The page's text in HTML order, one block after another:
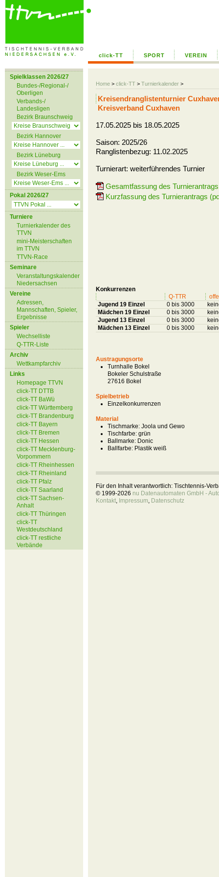
click-TT SPORT VEREIN
Home > click-TT > Turnierkalender >
Spielklassen 2026/27
Bundes-/Regional-/
Oberligen
Verbands-/
Landesligen
Bezirk Braunschweig
Bezirk Hannover
Bezirk Lüneburg
Bezirk Weser-Ems
Pokal 2026/27
Turniere
Turnierkalender des
TTVN
mini-Meisterschaften
im TTVN
TTVN-Race
Seminare
Veranstaltungskalender
Niedersachsen
Vereine
Adressen,
Mannschaften, Spieler,
Ergebnisse
Spieler
Wechselliste
Q-TTR-Liste
Archiv
Wettkampfarchiv
Links
Homepage TTVN
click-TT DTTB
click-TT BaWü
click-TT Württemberg
click-TT Brandenburg
click-TT Bayern
click-TT Bremen
click-TT Hessen
click-TT Mecklenburg-
Vorpommern
click-TT Rheinhessen
click-TT Rheinland
click-TT Pfalz
click-TT Saarland
click-TT Sachsen-
Anhalt
click-TT Thüringen
click-TT
Westdeutschland
click-TT restliche
Verbände
Kreisendranglistenturnier
Kreisverband Cuxhaven
17.05.2025 bis 18.05.2025
Saison: 2025/26
Ranglistenbezug: 11.02.2025
Turnierart: weiterführendes Turnier
Gesamtfassung des
Kurzfassung des Turnierantrags
Konkurrenzen
Q-TTR
Jugend 19 Einzel
0 bis 3000
Mädchen 19 Einzel
0 bis 3000
Jugend 13 Einzel
0 bis 3000
Mädchen 13 Einzel
0 bis 3000
Austragungsorte
Turnhalle Bokel
Bokeler Schulstraße
27616 Bokel
Spielbetrieb
Einzelkonkurrenzen
Material
Tischmarke: Joola und Gewo
Tischfarbe: grün
Ballmarke: Donic
Ballfarbe: Plastik weiß
Für den Inhalt verantwortlich: Tischtennis-
© 1999-2026 nu Datenautomaten GmbH -
Kontakt, Impressum, Datenschutz